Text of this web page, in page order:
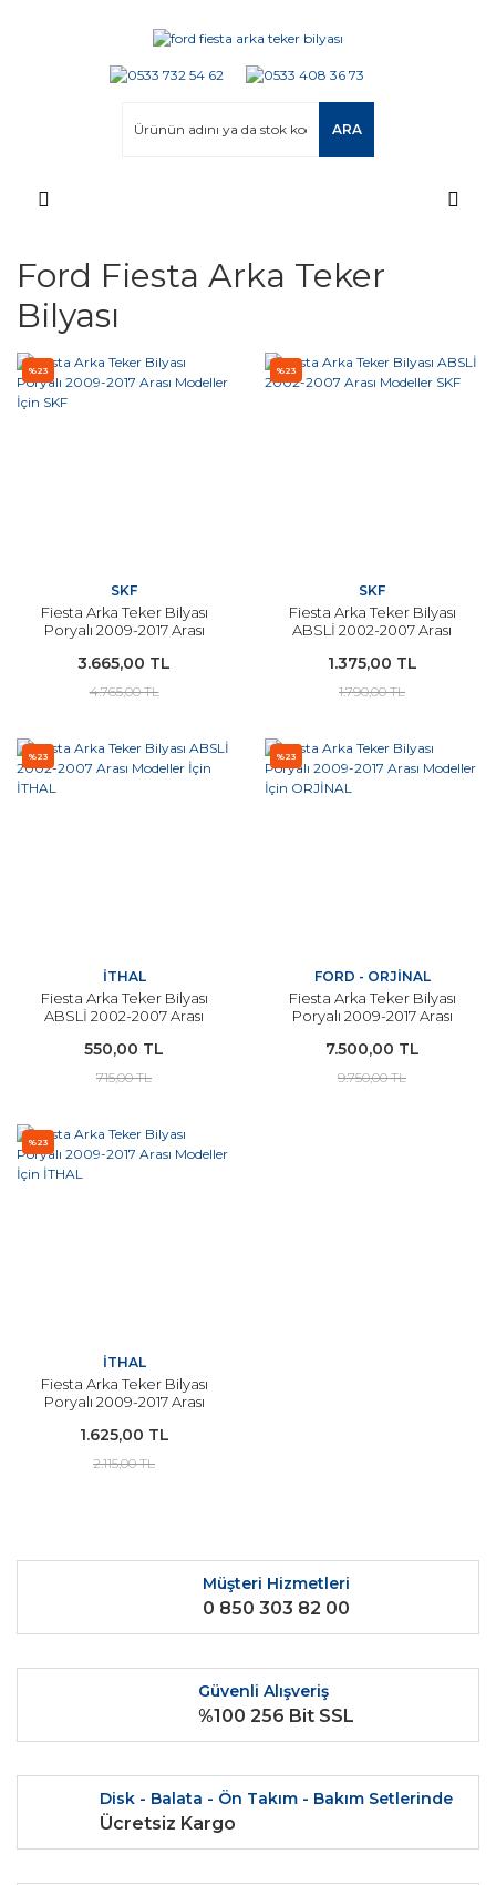
ARA
Ford Fiesta Arka Teker
Bilyası
%23
SKF
Fiesta Arka Teker Bilyası
Poryalı 2009-2017 Arası
3.665,00 TL
4.765,00 TL
%23
SKF
Fiesta Arka Teker Bilyası
ABSLİ 2002-2007 Arası
1.375,00 TL
1.790,00 TL
%23
İTHAL
Fiesta Arka Teker Bilyası
ABSLİ 2002-2007 Arası
550,00 TL
715,00 TL
%23
FORD - ORJİNAL
Fiesta Arka Teker Bilyası
Poryalı 2009-2017 Arası
7.500,00 TL
9.750,00 TL
%23
İTHAL
Fiesta Arka Teker Bilyası
Poryalı 2009-2017 Arası
1.625,00 TL
2.115,00 TL
Müşteri Hizmetleri
0 850 303 82 00
Güvenli Alışveriş
%100 256 Bit SSL
Disk - Balata - Ön Takım - Bakım Setlerinde
Ücretsiz Kargo